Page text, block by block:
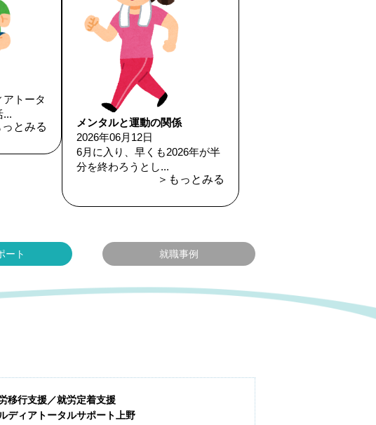
アトータ
...
っとみる
メンタルと運動の関係
2026年06月12日
6月に入り、早くも2026年が半
分を終わろうとし...
＞もっとみる
ート 就職事例
移行支援／就労定着支援
ディアトータルサポート上野